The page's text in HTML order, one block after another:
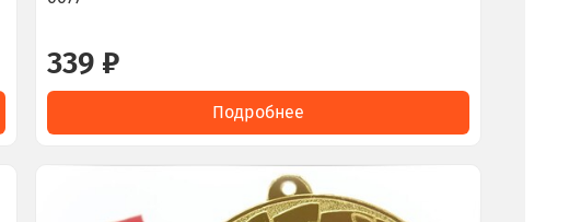
339 ₽
Подробнее